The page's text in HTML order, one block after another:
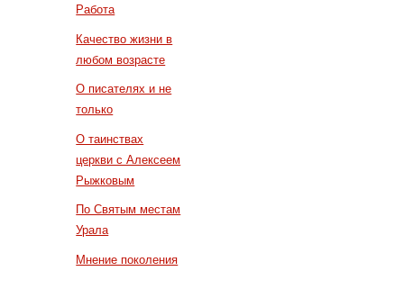
Работа
Качество жизни в
любом возрасте
О писателях и не
только
О таинствах
церкви с Алексеем
Рыжковым
По Святым местам
Урала
Мнение поколения